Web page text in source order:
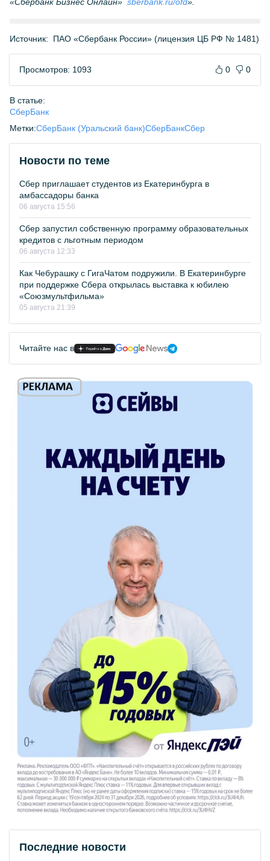
Источник: ПАО «Сбербанк России» (лицензия ЦБ РФ № 1481)
Просмотров: 1093 0 0
В статье:
СберБанк
Метки:СберБанк (Уральский банк)СберБанкСбер
Новости по теме
Сбер приглашает студентов из Екатеринбурга в
амбассадоры банка
06 августа 15:56
Сбер запустил собственную программу образовательных
кредитов с льготным периодом
06 августа 12:33
Как Чебурашку с ГигаЧатом подружили. В Екатеринбурге
при поддержке Сбера открылась выставка к юбилею
«Союзмультфильма»
05 августа 21:39
Читайте нас в
Последние новости